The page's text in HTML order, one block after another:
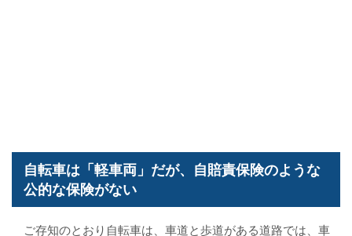
自転車は「軽車両」だが、自賠責保険のような
公的な保険がない
ご存知のとおり自転車は、車道と歩道がある道路では、車